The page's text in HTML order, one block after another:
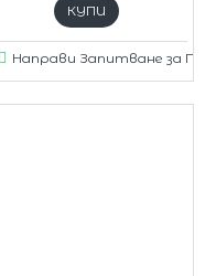
КУПИ
Направи Запитване за